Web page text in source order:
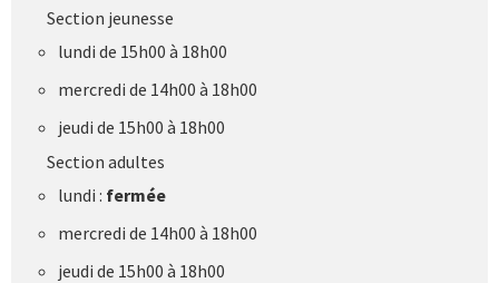
Section jeunesse
lundi de 15h00 à 18h00
mercredi de 14h00 à 18h00
jeudi de 15h00 à 18h00
Section adultes
lundi : fermée
mercredi de 14h00 à 18h00
jeudi de 15h00 à 18h00